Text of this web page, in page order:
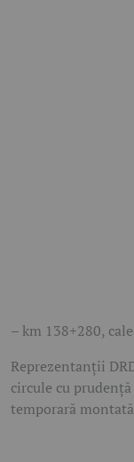
– km 138+280,
Reprezentanții
circule cu
temporară